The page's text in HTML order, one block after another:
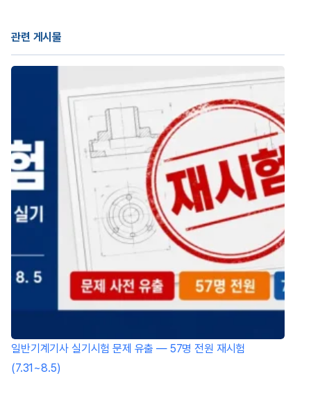
관련 게시물
일반기계기사 실기시험 문제 유출 — 57명 전원 재시험
(7.31~8.5)